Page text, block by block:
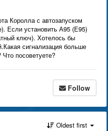
Королла с автозапуском
Если установить А95 (Е95)
ключ). Хотелось бы
сигнализация больше
посоветуете?
Follow
Oldest first